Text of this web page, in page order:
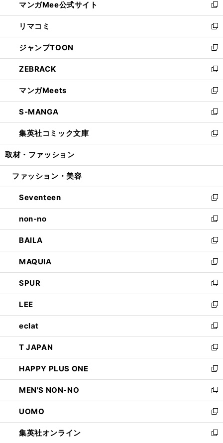
く
ド
ウ
で
開
く
ィ
ン
ド
ウ
で
開
く
い
ウ
ィ
ン
ド
ウ
で
開
く
マンガMee公式サイト
新
し
い
ウ
ィ
ン
ド
ウ
で
開
く
リマコミ
新
し
い
ウ
ィ
ン
ド
ウ
で
開
く
ジャンプTOON
新
し
い
ウ
ィ
ン
ド
ウ
で
開
ZEBRACK
新
し
い
ウ
ィ
ン
ド
ウ
開
マンガMeets
新
し
い
ウ
ィ
ン
ウ
開
く
S-MANGA
新
し
い
ウ
ン
ウ
で
開
く
集英社コミック文庫
新
し
ウ
ン
ド
ウ
で
開
く
取材・ファッション
ファッション・美容
Seventeen
新
し
い
ウ
ィ
ン
ド
ウ
で
開
く
non-no
新
し
い
ウ
ィ
ン
ド
ウ
で
開
く
BAILA
新
し
い
ウ
ィ
ン
ド
ウ
で
開
く
MAQUIA
新
し
い
ウ
ィ
ン
ド
ウ
で
開
く
SPUR
新
し
い
ウ
ィ
ン
ド
ウ
で
開
く
LEE
新
し
い
ウ
ィ
ン
ド
ウ
で
開
く
eclat
新
し
い
ウ
ィ
ン
ド
ウ
で
開
く
T JAPAN
新
し
い
ウ
ィ
ン
ド
ウ
で
HAPPY PLUS ONE
新
し
い
ウ
ィ
ン
ド
MEN'S NON-NO
新
し
い
ウ
ィ
UOMO
新
し
い
集英社オンライン
新